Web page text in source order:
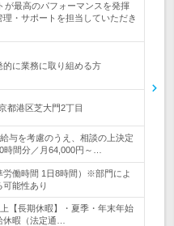
が最高のパフォーマンスを発揮
・サポートを担当していただき
的に業務に取り組める方
都港区芝大門2丁目
与を考慮のうえ、相談の上決定
時間分／月64,000円～…
労働時間 1日8時間）※部門によ
可能性あり
【長期休暇】・夏季・年末年始
休暇（法定通…